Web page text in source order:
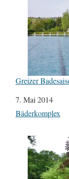
Greizer
Datum
7. Mai 2014
In Bezug auf
Bäderkomplex